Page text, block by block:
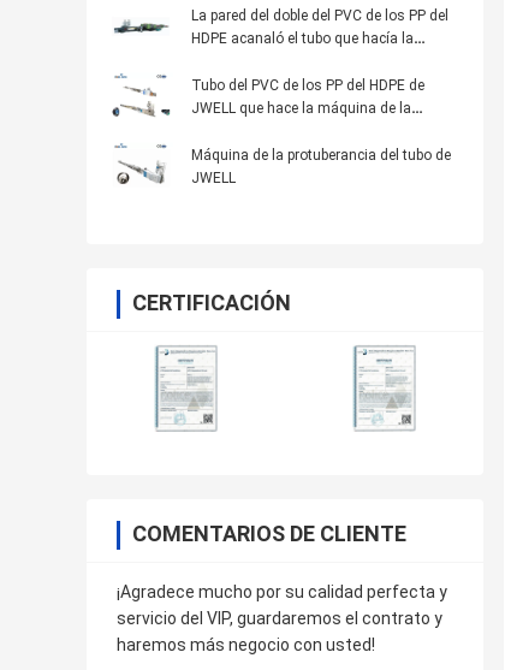
La pared del doble del PVC de los PP del
HDPE acanaló el tubo que hacía la
Dwc de la máquina
Tubo del PVC de los PP del HDPE de
JWELL que hace la máquina de la
Máquina de la protuberancia del tubo de
JWELL
CERTIFICACIÓN
COMENTARIOS DE CLIENTE
¡Agradece mucho por su calidad perfecta y
servicio del VIP, guardaremos el contrato y
haremos más negocio con usted!